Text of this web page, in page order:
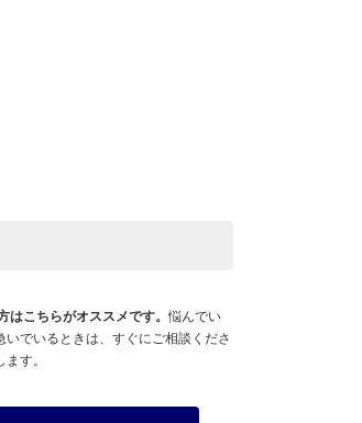
はこちらがオススメです。悩んでい
いでいるときは、すぐにご相談くださ
す。